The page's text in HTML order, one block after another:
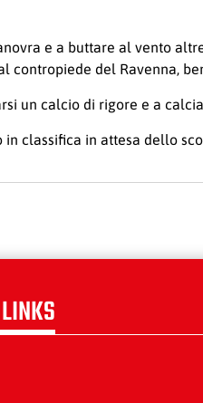
e a buttare al vento
contropiede del Ravenna,
un calcio di rigore e a
classifica in attesa dello